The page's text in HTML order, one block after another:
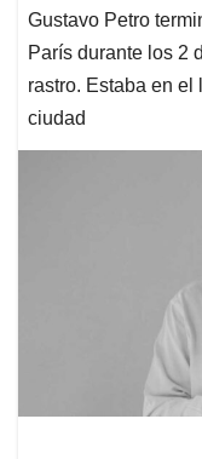
Gustavo Petro
París durante los 2
rastro. Estaba en
ciudad